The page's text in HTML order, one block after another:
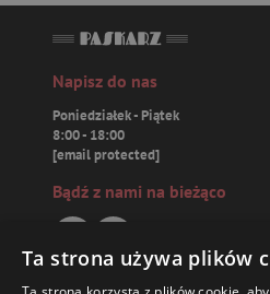
Napisz do nas
Poniedziałek - Piątek
8:00 - 18:00
[email protected]
Bądź z nami na bieżąco
Ta strona używa plików